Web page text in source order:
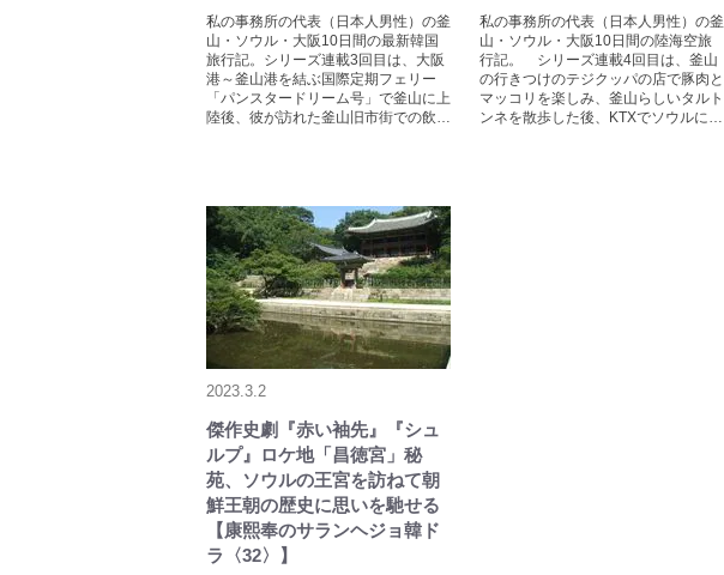
私の事務所の代表（日本人男性）の釜
山・ソウル・大阪10日間の最新韓国
旅行記。シリーズ連載3回目は、大阪
港～釜山港を結ぶ国際定期フェリー
「パンスタードリーム号」で釜山に上
陸後、彼が訪れた釜山旧市街での飲…
私の事務所の代表（日本人男性）の釜
山・ソウル・大阪10日間の陸海空旅
行記。 シリーズ連載4回目は、釜山
の行きつけのテジクッパの店で豚肉と
マッコリを楽しみ、釜山らしいタルト
ンネを散歩した後、KTXでソウルに…
2023.3.2
傑作史劇『赤い袖先』『シュ
ルプ』ロケ地「昌徳宮」秘
苑、ソウルの王宮を訪ねて朝
鮮王朝の歴史に思いを馳せる
【康熙奉のサランヘジョ韓ド
ラ〈32〉】